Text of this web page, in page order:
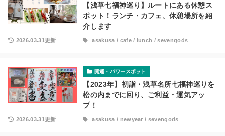
【浅草七福神巡り】ルートにある休憩ス
ポット！ランチ・カフェ、休憩場所を紹
介します
2026.03.31更新 asakusa / cafe/ lunch /sevengods
開運・パワースポット
【2023年】初詣・浅草名所七福神巡りを
松の内までに回り、ご利益・運気アッ
プ！
2026.03.31更新 asakusa / newyear / sevengods